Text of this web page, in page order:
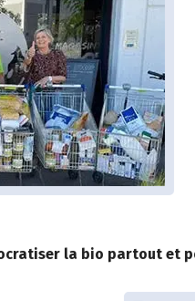
la bio partout et